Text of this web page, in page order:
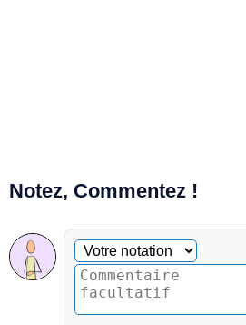
Notez, Commentez !
Commentaire facultatif
Votre notation